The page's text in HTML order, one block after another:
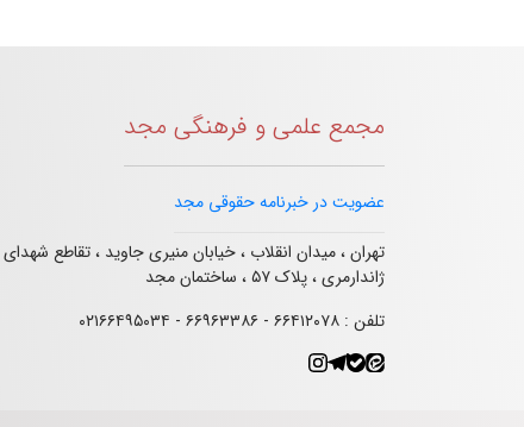
مجمع علمی و فرهنگی مجد
عضویت در خبرنامه حقوقی مجد
تهران ، میدان انقلاب ، خیابان منیری جاوید ، تقاطع شهدای
ژاندارمری ، پلاک ۵۷ ، ساختمان مجد
تلفن : ۶۶۴۱۲۰۷۸ - ۶۶۹۶۳۳۸۶ - ۰۲۱۶۶۴۹۵۰۳۴